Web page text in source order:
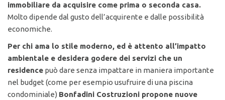
immobiliare da acquisire come prima o seconda casa.
Molto dipende dal gusto dell’acquirente e dalle possibilità
economiche.
Per chi ama lo stile moderno, ed è attento all’impatto
ambientale e desidera godere dei servizi che un
residence può dare senza impattare in maniera importante
nel budget (come per esempio usufruire di una piscina
condominiale) Bonfadini Costruzioni propone nuove